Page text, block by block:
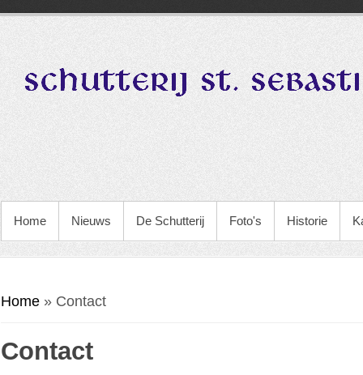
Home Nieuws De Schutterij Foto's Historie
U bent hier
Home » Contact
Contact